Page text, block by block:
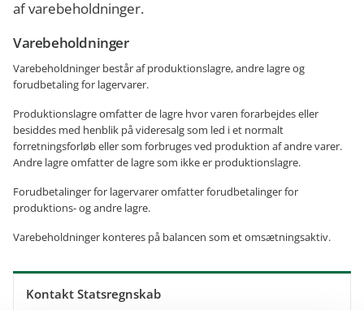
af varebeholdninger.
Varebeholdninger
Varebeholdninger består af produktionslagre, andre lagre og
forudbetaling for lagervarer.
Produktionslagre omfatter de lagre hvor varen forarbejdes eller
besiddes med henblik på videresalg som led i et normalt
forretningsforløb eller som forbruges ved produktion af andre varer.
Andre lagre omfatter de lagre som ikke er produktionslagre.
Forudbetalinger for lagervarer omfatter forudbetalinger for
produktions- og andre lagre.
Varebeholdninger konteres på balancen som et omsætningsaktiv.
Kontakt Statsregnskab